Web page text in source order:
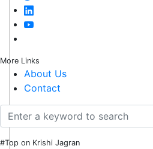
More Links
About Us
Contact
#Top on Krishi Jagran